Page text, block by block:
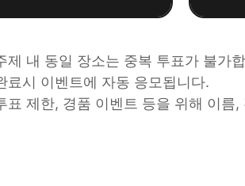
제 내 동일 장소는 중복 투표가 불가
료시 이벤트에 자동 응모됩니다.
표 제한, 경품 이벤트 등을 위해 이